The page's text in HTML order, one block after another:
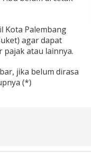
Kota Palembang
agar dapat
atau lainnya.
jika belum dirasa
(*)